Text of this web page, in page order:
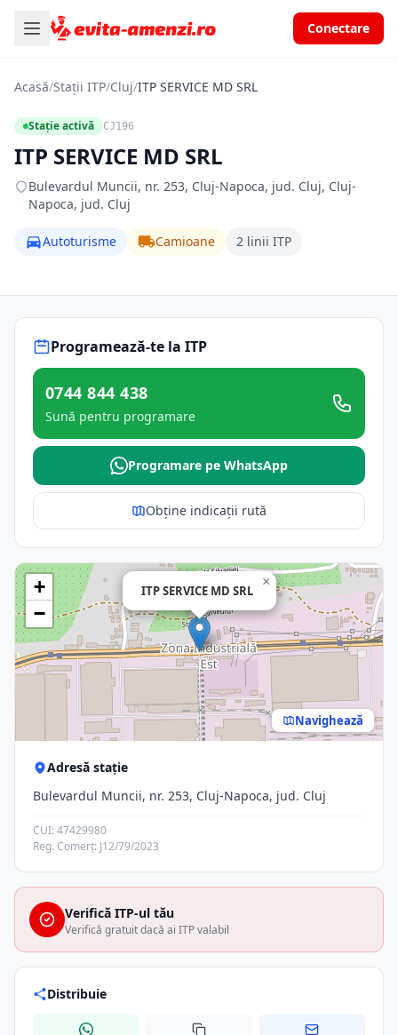
Conectare
Acasă/Stații ITP/Cluj/ITP SERVICE MD SRL
Stație activă CJ196
ITP SERVICE MD SRL
Bulevardul Muncii, nr. 253, Cluj-Napoca, jud. Cluj, Cluj-
Napoca, jud. Cluj
Autoturisme Camioane 2 linii ITP
Programează-te la ITP
0744 844 438
Sună pentru programare
Programare pe WhatsApp
Obține indicații rută
ITP SERVICE MD SRL
×
+
−
Navighează
Adresă stație
Bulevardul Muncii, nr. 253, Cluj-Napoca, jud. Cluj
CUI: 47429980
Reg. Comerț: J12/79/2023
Verifică ITP-ul tău
Verifică gratuit dacă ai ITP valabil
Distribuie